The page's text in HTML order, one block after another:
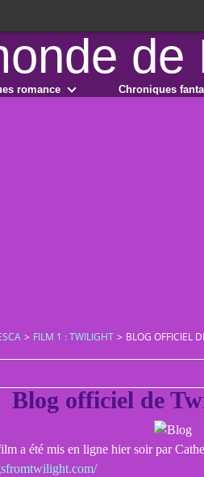
romance Chroniques
> FILM 1 : TWILIGHT > BLOG OFFICIEL
Blog officiel de
a été mis en ligne hier soir par